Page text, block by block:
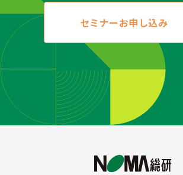
セミナーお申し込み